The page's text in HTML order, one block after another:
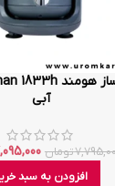
آبی
تومان
افزودن به سبد